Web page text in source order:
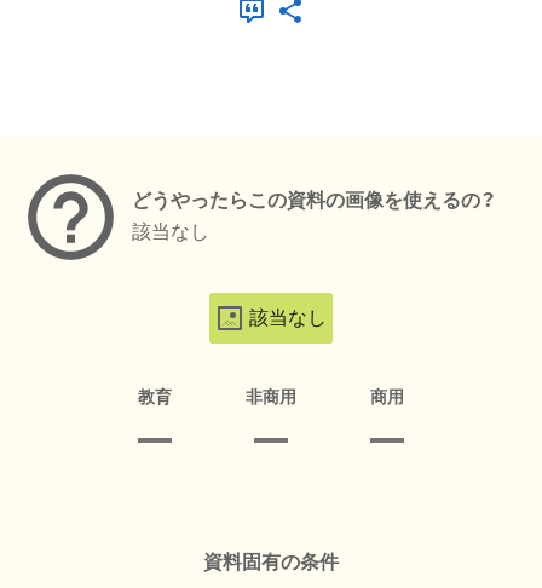
どうやったらこの資料の画像を使えるの？
該当なし
該当なし
教育 非商用 商用
資料固有の条件